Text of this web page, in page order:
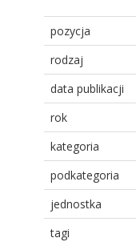
pozycja
rodzaj
data publikacji
rok
kategoria
podkategoria
jednostka
tagi